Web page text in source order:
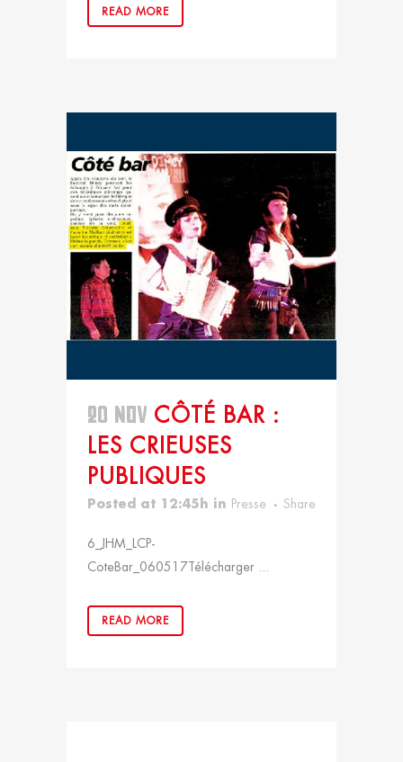
READ MORE
20 NOV CÔTÉ BAR :
LES CRIEUSES
PUBLIQUES
Posted at 12:45h in Presse Share
6_JHM_LCP-
CoteBar_060517Télécharger ...
READ MORE